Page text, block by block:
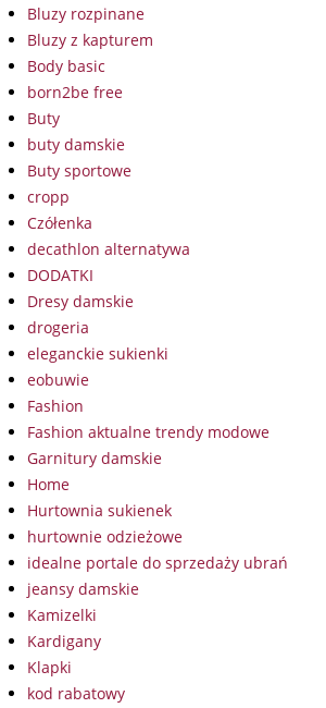
Bluzy rozpinane
Bluzy z kapturem
Body basic
born2be free
Buty
buty damskie
Buty sportowe
cropp
Czółenka
decathlon alternatywa
DODATKI
Dresy damskie
drogeria
eleganckie sukienki
eobuwie
Fashion
Fashion aktualne trendy modowe
Garnitury damskie
Home
Hurtownia sukienek
hurtownie odzieżowe
idealne portale do sprzedaży ubrań
jeansy damskie
Kamizelki
Kardigany
Klapki
kod rabatowy